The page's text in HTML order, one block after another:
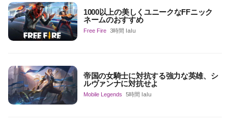
1000以上の美しくユニークなFFニック
ネームのおすすめ
Free Fire 3時間 lalu
帝国の女騎士に対抗する強力な英雄、シ
ルヴァンナに対抗せよ
Mobile Legends 5時間 lalu